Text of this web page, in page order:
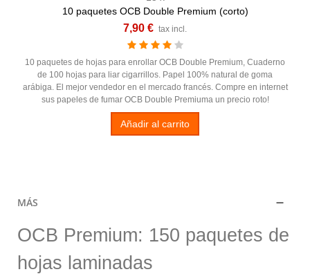
10 paquetes OCB Double Premium (corto)
7,90 € tax incl.
10 paquetes de hojas para enrollar OCB Double Premium, Cuaderno
de 100 hojas para liar cigarrillos. Papel 100% natural de goma
arábiga. El mejor vendedor en el mercado francés. Compre en internet
sus papeles de fumar OCB Double Premiuma un precio roto!
Añadir al carrito
MÁS
OCB Premium: 150 paquetes de
hojas laminadas